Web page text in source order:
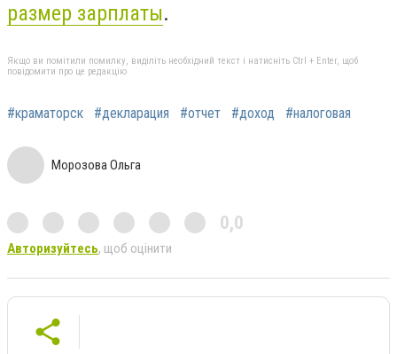
размер зарплаты.
Якщо ви помітили помилку, виділіть необхідний текст і натисніть Ctrl + Enter, щоб
повідомити про це редакцію
#краматорск #декларация #отчет #доход #налоговая
Морозова Ольга
0,0
Авторизуйтесь, щоб оцінити